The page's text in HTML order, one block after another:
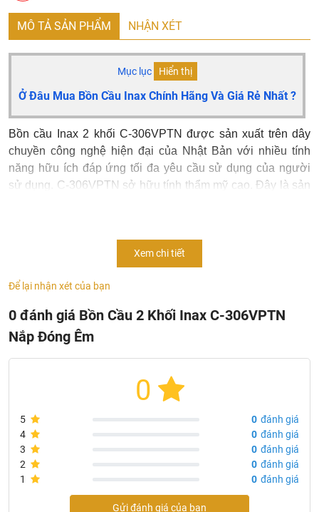
MÔ TẢ SẢN PHẨM NHẬN XÉT
Mục lục Hiển thị
Ở Đâu Mua Bồn Cầu Inax Chính Hãng Và Giá Rẻ Nhất ?
Bồn cầu Inax 2 khối C-306VPTN được sản xuất trên dây
chuyền công nghệ hiện đại của Nhật Bản với nhiều tính
năng hữu ích đáp ứng tối đa yêu cầu sử dụng của người
sử dụng. C-306VPTN sở hữu tính thẩm mỹ cao. Đây là sản
Xem chi tiết
Để lại nhận xét của bạn
0 đánh giá Bồn Cầu 2 Khối Inax C-306VPTN
Nắp Đóng Êm
0
5 0 đánh giá
4
0 đánh giá
3
0 đánh giá
2
0 đánh giá
1
0 đánh giá
Gửi đánh giá của bạn